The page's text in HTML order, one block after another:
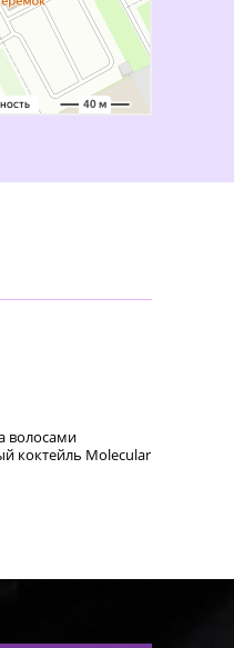
волосами
коктейль Molecular